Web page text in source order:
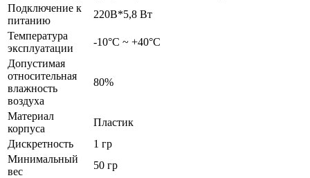
Подключение к
питанию
220В*5,8 Вт
Температура
эксплуатации
-10°C ~ +40°C
Допустимая
относительная
влажность
воздуха
80%
Материал
корпуса
Пластик
Дискретность
1 гр
Минимальный
вес
50 гр